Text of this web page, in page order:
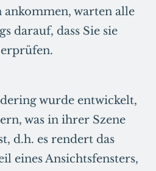
ankommen, warten alle
darauf, dass Sie sie
wurde entwickelt,
was in ihrer Szene
d.h. es rendert das
eines Ansichtsfensters,